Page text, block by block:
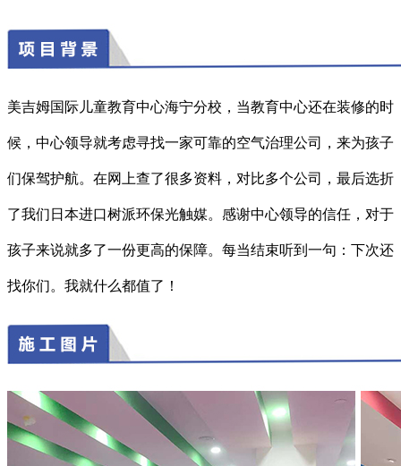
美吉姆国际儿童教育中心海宁分校，当教育中心还在装修的时
候，中心领导就考虑寻找一家可靠的空气治理公司，来为孩子
们保驾护航。在网上查了很多资料，对比多个公司，最后选折
了我们日本进口树派环保光触媒。感谢中心领导的信任，对于
孩子来说就多了一份更高的保障。每当结束听到一句：下次还
找你们。我就什么都值了！